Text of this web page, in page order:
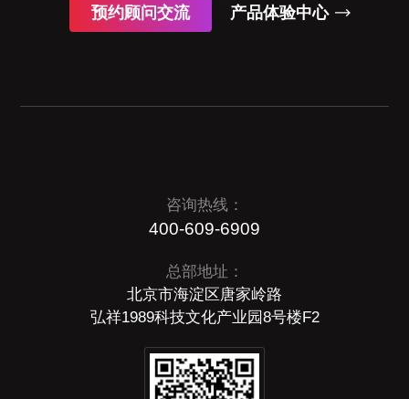
预约顾问交流 产品体验中心
咨询热线：
400-609-6909
总部地址：
北京市海淀区唐家岭路
弘祥1989科技文化产业园8号楼F2